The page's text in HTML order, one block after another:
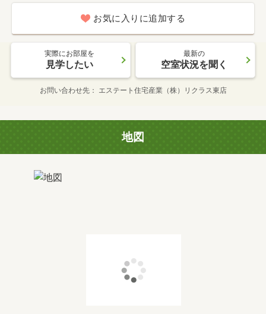
お気に入りに追加する
実際にお部屋を
見学したい
最新の
空室状況を聞く
お問い合わせ先 エステート住宅産業（株）リクラス東店
地図